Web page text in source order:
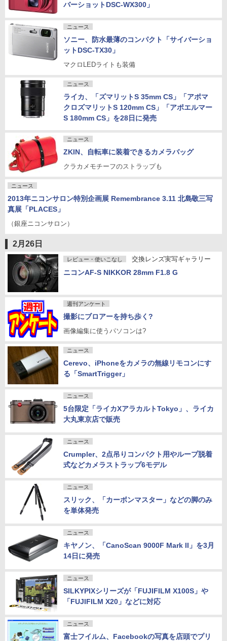
バーショットDSC-WX300」
ニュース
ソニー、防水最薄のコンパクト「サイバーショ
ットDSC-TX30」
マクロLEDライトも装備
ニュース
ライカ、「ズマリットS 35mm CS」「アポマ
クロズマリットS 120mm CS」「アポエルマー
S 180mm CS」を28日に発売
ニュース
ZKIN、自転車に装着できるカメラバッグ
クラカメモチーフのストラップも
ニュース
2013年ニコンサロン特別企画展 Remembrance 3.11 北島敬三写
真展「PLACES」
（銀座ニコンサロン）
2月26日
レビュー・使いこなし 交換レンズ実写ギャラリー
ニコンAF-S NIKKOR 28mm F1.8 G
週刊アンケート
撮影にブロアーを持ち歩く?
画像編集に使うパソコンは?
ニュース
Cerevo、iPhoneをカメラの無線リモコンにす
る「SmartTrigger」
ニュース
5台限定「ライカXアラカルトTokyo」、ライカ
大丸東京店で販売
ニュース
Crumpler、2点吊りコンパクト用やループ脱着
式などカメラストラップ6モデル
ニュース
スリック、「カーボンマスター」などの脚のみ
を単体発売
ニュース
キヤノン、「CanoScan 9000F Mark II」を3月
14日に発売
ニュース
SILKYPIXシリーズが「FUJIFILM X100S」や
「FUJIFILM X20」などに対応
ニュース
富士フイルム、Facebookの写真を店頭でプリ